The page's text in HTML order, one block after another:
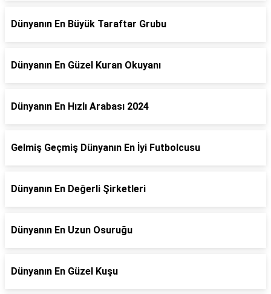
Dünyanın En Büyük Taraftar Grubu
Dünyanın En Güzel Kuran Okuyanı
Dünyanın En Hızlı Arabası 2024
Gelmiş Geçmiş Dünyanın En İyi Futbolcusu
Dünyanın En Değerli Şirketleri
Dünyanın En Uzun Osuruğu
Dünyanın En Güzel Kuşu